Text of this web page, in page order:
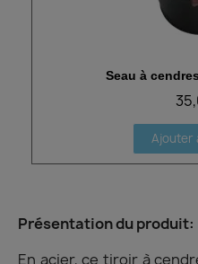
Seau à
Ajouter
Présentation du produit:
En acier, ce tiroir à